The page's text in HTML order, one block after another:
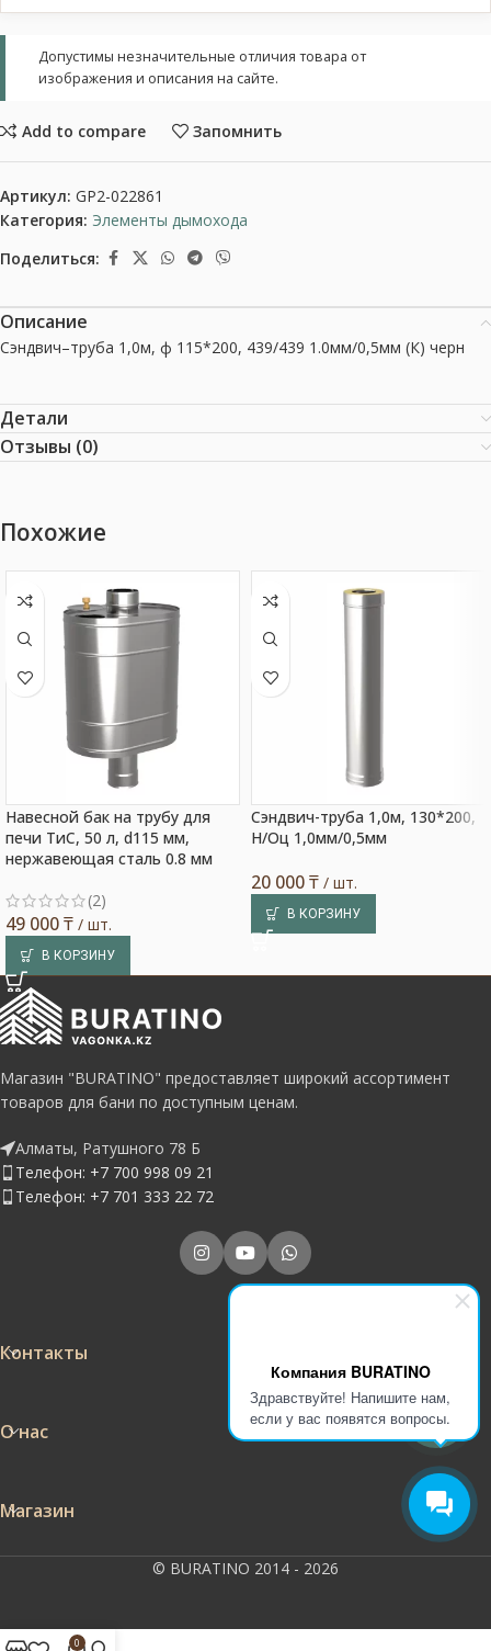
Компания BURATINO
Здравствуйте! Напишите нам,
если у вас появятся вопросы.
Допустимы незначительные отличия товара от
изображения и описания на сайте.
Add to compare Запомнить
Артикул: GP2-022861
Категория: Элементы дымохода
Поделиться:
Описание
Сэндвич–труба 1,0м, ф 115*200, 439/439 1.0мм/0,5мм (К) черн
Детали
Отзывы (0)
Похожие
Навесной бак на трубу для
печи ТиС, 50 л, d115 мм,
нержавеющая сталь 0.8 мм
(2)
49 000₸ / шт.
В КОРЗИНУ
Сэндвич-труба 1,0м, 130*200,
Н/Оц 1,0мм/0,5мм
20 000₸ / шт.
В КОРЗИНУ
Магазин "BURATINO" предоставляет широкий ассортимент
товаров для бани по доступным ценам.
Алматы, Ратушного 78 Б
Телефон: +7 700 998 09 21
Телефон: +7 701 333 22 72
Контакты
О нас
Магазин
© BURATINO 2014 - 2026
0